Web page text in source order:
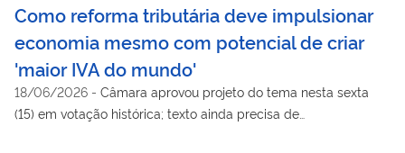
Como reforma tributária deve impulsionar
economia mesmo com potencial de criar
'maior IVA do mundo'
18/06/2026 - Câmara aprovou projeto do tema nesta sexta
(15) em votação histórica; texto ainda precisa de